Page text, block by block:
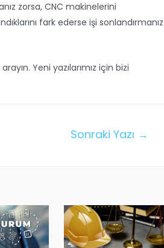
zorsa, CNC makinelerini
fark ederse işi sonlandırmanız
Yeni yazılarımız için bizi
Sonraki Yazı →